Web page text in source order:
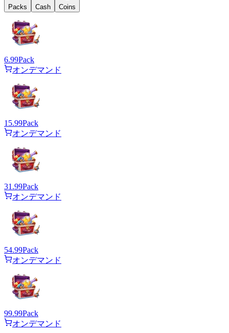
Packs Cash Coins
6.99Pack
オンデマンド
15.99Pack
オンデマンド
31.99Pack
オンデマンド
54.99Pack
オンデマンド
99.99Pack
オンデマンド